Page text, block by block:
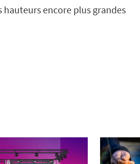
encore plus grandes